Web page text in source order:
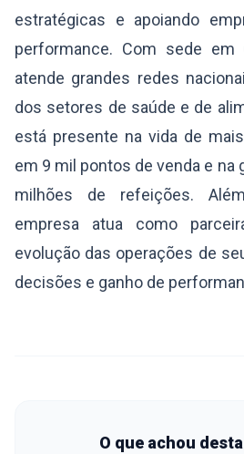
estratégicas e apoiando
performance. Com sede em
atende grandes redes
dos setores de saúde e de
está presente na vida de
em 9 mil pontos de venda e na
milhões de refeições.
empresa atua como
evolução das operações de
decisões e ganho de
O que achou